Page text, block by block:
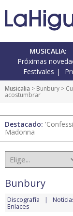
MUSICALIA:
Próximas
Festivales
Musicalia > Bunbury >
acostumbrar
Destacado:
Madonna
Bunbury
Discografía
Enlaces